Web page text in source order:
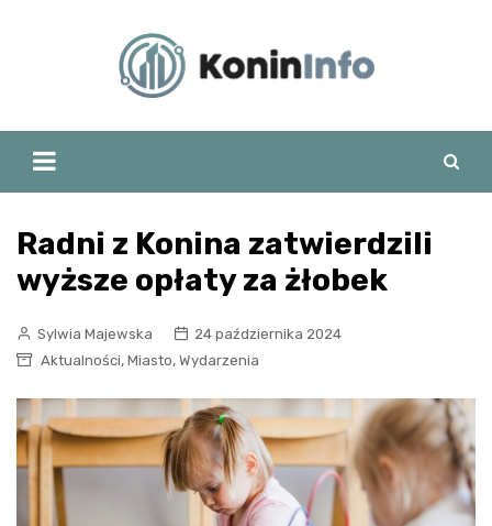
Radni z Konina zatwierdzili
wyższe opłaty za żłobek
Sylwia Majewska
24 października 2024
Aktualności, Miasto, Wydarzenia